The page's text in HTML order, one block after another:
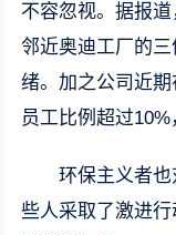
不容忽视。据报
邻近奥迪工厂的
绪。加之公司近
员工比例超过
环保主义者
些人采取了激进